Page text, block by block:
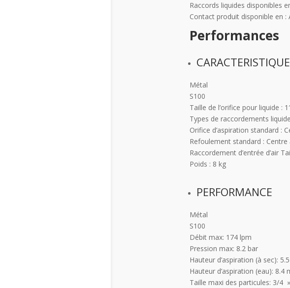
Raccords liquides disponibles
Contact produit disponible en :
Performances
Métal
S100
Taille de l’orifice pour liquide :
Types de raccordements
Orifice d’aspiration standard :
Refoulement standard : Centre
Raccordement d’entrée d’air
Poids : 8 kg
PERFORMANCE
Métal
S100
Débit max: 174 lpm
Pression max: 8.2 bar
Hauteur d’aspiration (à sec):
Hauteur d’aspiration (eau): 8.4
Taille maxi des particules: 3/4